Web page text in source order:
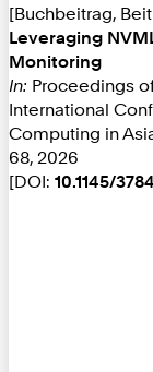
[Buchbeitrag,
Leveraging
Monitoring
In: Proceedings
International
Computing in
68, 2026
[DOI: 10.1145/